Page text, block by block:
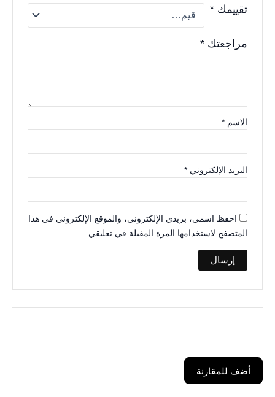
تقييمك*
مراجعتك*
الاسم*
البريد الإلكتروني*
احفظ اسمي، بريدي الإلكتروني، والموقع الإلكتروني في هذا
المتصفح لاستخدامها المرة المقبلة في تعليقي.
أضف للمقارنة